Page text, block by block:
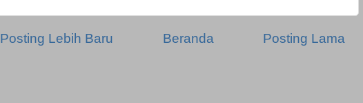
Posting Lebih Baru Posting Lama
Beranda